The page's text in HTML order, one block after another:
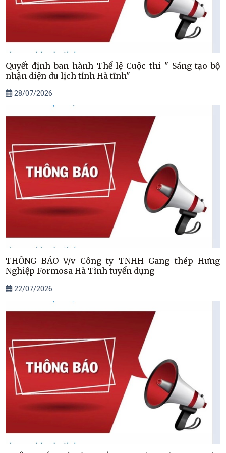
Quyết định ban hành Thể lệ Cuộc thi " Sáng tạo bộ
nhận diện du lịch tỉnh Hà tĩnh"
28/07/2026
THÔNG BÁO V/v Công ty TNHH Gang thép Hưng
Nghiệp Formosa Hà Tĩnh tuyển dụng
22/07/2026